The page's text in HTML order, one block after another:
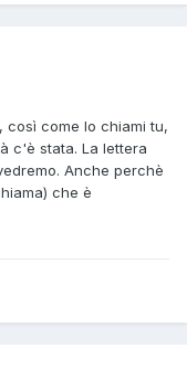
così come lo chiami tu,
c'è stata. La lettera
Anche perchè
che è